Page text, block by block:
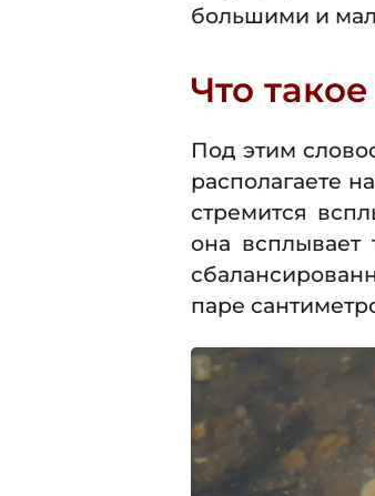
большими и
Что
Под этим
располагаете
стремится
она всплывает
паре